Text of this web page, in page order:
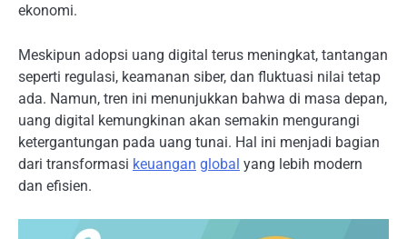
ekonomi.
Meskipun adopsi uang digital terus meningkat, tantangan
seperti regulasi, keamanan siber, dan fluktuasi nilai tetap
ada. Namun, tren ini menunjukkan bahwa di masa depan,
uang digital kemungkinan akan semakin mengurangi
ketergantungan pada uang tunai. Hal ini menjadi bagian
dari transformasi keuangan global yang lebih modern
dan efisien.